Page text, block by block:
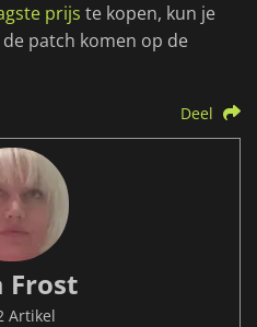
prijs te kopen, kun je
patch komen op de
Deel
Frost
Artikel